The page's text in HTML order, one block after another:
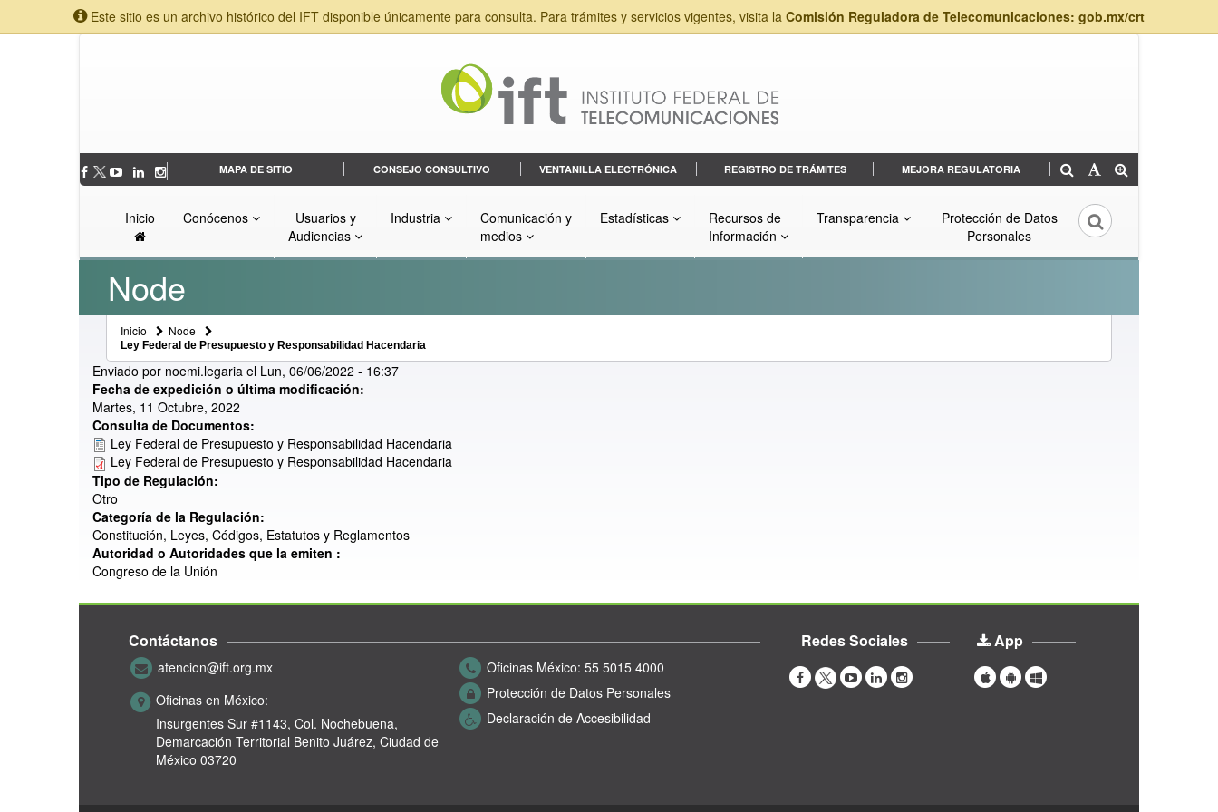
Este sitio es un archivo histórico del IFT disponible únicamente para consulta. Para trámites y servicios vigentes, visita la Comisión Reguladora de Telecomunicaciones: gob.mx/crt
MAPA DE SITIO CONSEJO CONSULTIVO VENTANILLA ELECTRÓNICA REGISTRO DE TRÁMITES MEJORA REGULATORIA
Inicio Conócenos
Usuarios y
Audiencias
Industria
Comunicación y
medios
Estadísticas
Recursos de
Información
Transparencia
Protección de Datos
Personales
Node
Inicio Node
Ley Federal de Presupuesto y Responsabilidad Hacendaria
Enviado por noemi.legaria el Lun, 06/06/2022 - 16:37
Fecha de expedición o última modificación:
Martes, 11 Octubre, 2022
Consulta de Documentos:
Ley Federal de Presupuesto y Responsabilidad Hacendaria
Ley Federal de Presupuesto y Responsabilidad Hacendaria
Tipo de Regulación:
Otro
Categoría de la Regulación:
Constitución, Leyes, Códigos, Estatutos y Reglamentos
Autoridad o Autoridades que la emiten :
Congreso de la Unión
Contáctanos
atencion@ift.org.mx
Oficinas en México:
Insurgentes Sur #1143, Col. Nochebuena,
Demarcación Territorial Benito Juárez, Ciudad de
México 03720
Oficinas México: 55 5015 4000
Protección de Datos Personales
Declaración de Accesibilidad
Redes Sociales App